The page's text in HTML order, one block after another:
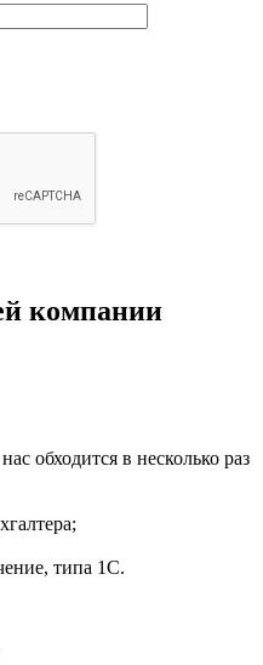
компании
обходится в несколько раз
типа 1С.